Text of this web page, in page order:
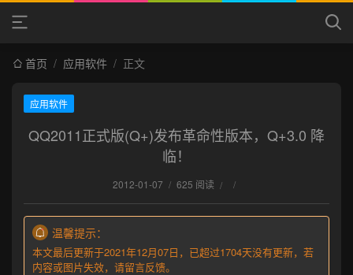
首页 / 应用软件 / 正文
应用软件
QQ2011正式版(Q+)发布革命性版本，Q+3.0 降
临！
2012-01-07 / 625 阅读 / /
温馨提示：
本文最后更新于2021年12月07日，已超过1704天没有更新，若
内容或图片失效，请留言反馈。